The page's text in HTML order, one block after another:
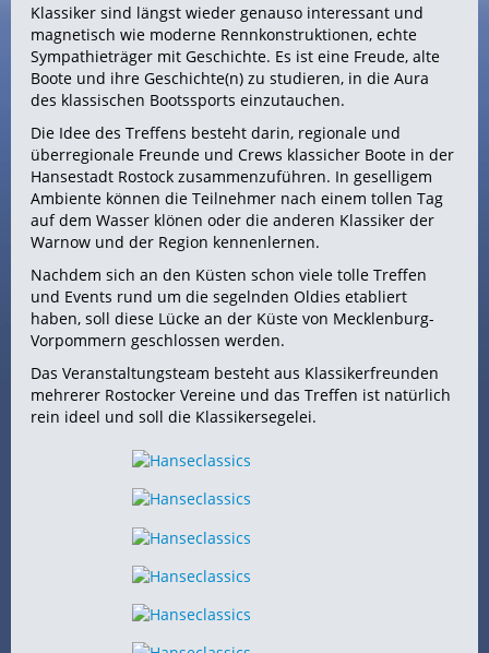
Klassiker sind längst wieder genauso interessant und
magnetisch wie moderne Rennkonstruktionen, echte
Sympathieträger mit Geschichte. Es ist eine Freude, alte
Boote und ihre Geschichte(n) zu studieren, in die Aura
des klassischen Bootssports einzutauchen.
Die Idee des Treffens besteht darin, regionale und
überregionale Freunde und Crews klassicher Boote in der
Hansestadt Rostock zusammenzuführen. In geselligem
Ambiente können die Teilnehmer nach einem tollen Tag
auf dem Wasser klönen oder die anderen Klassiker der
Warnow und der Region kennenlernen.
Nachdem sich an den Küsten schon viele tolle Treffen
und Events rund um die segelnden Oldies etabliert
haben, soll diese Lücke an der Küste von Mecklenburg-
Vorpommern geschlossen werden.
Das Veranstaltungsteam besteht aus Klassikerfreunden
mehrerer Rostocker Vereine und das Treffen ist natürlich
rein ideel und soll die Klassikersegelei.